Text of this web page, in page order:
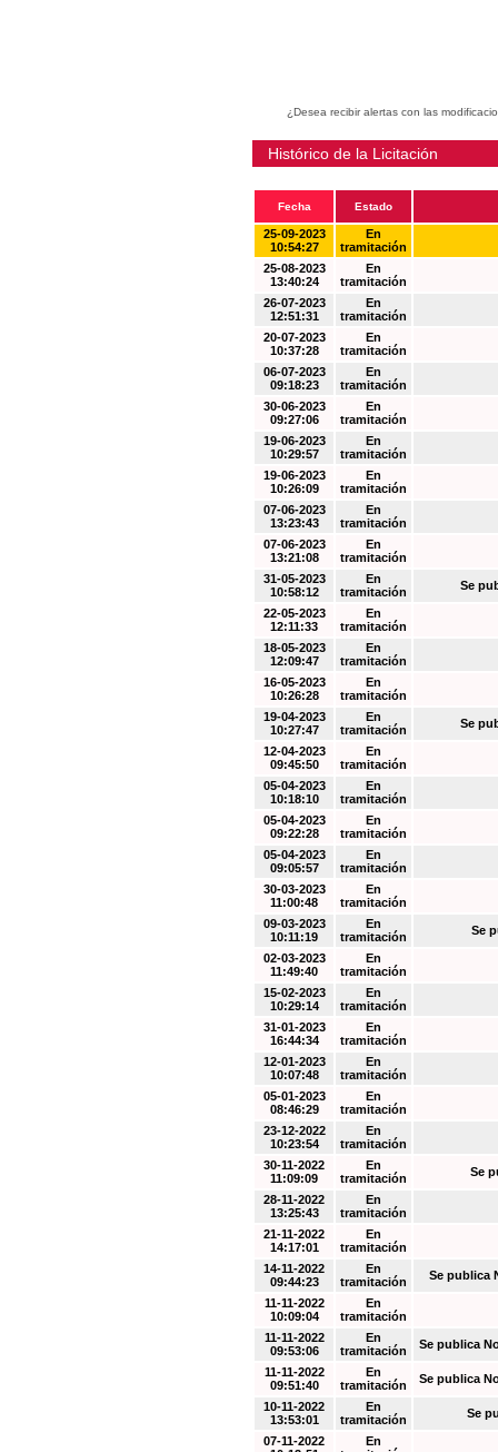
¿Desea recibir alertas con las
Histórico de la Licitación
Fecha Estado
25-09-2023
10:54:27
En
tramitación
25-08-2023
13:40:24
En
tramitación
26-07-2023
12:51:31
En
tramitación
20-07-2023
10:37:28
En
tramitación
06-07-2023
09:18:23
En
tramitación
30-06-2023
09:27:06
En
tramitación
19-06-2023
10:29:57
En
tramitación
19-06-2023
10:26:09
En
tramitación
07-06-2023
13:23:43
En
tramitación
07-06-2023
13:21:08
En
tramitación
31-05-2023
10:58:12
En
tramitación
Se
22-05-2023
12:11:33
En
tramitación
18-05-2023
12:09:47
En
tramitación
16-05-2023
10:26:28
En
tramitación
19-04-2023
10:27:47
En
tramitación
Se
12-04-2023
09:45:50
En
tramitación
05-04-2023
10:18:10
En
tramitación
05-04-2023
09:22:28
En
tramitación
05-04-2023
09:05:57
En
tramitación
30-03-2023
11:00:48
En
tramitación
09-03-2023
10:11:19
En
tramitación
Se
02-03-2023
11:49:40
En
tramitación
15-02-2023
10:29:14
En
tramitación
31-01-2023
16:44:34
En
tramitación
12-01-2023
10:07:48
En
tramitación
05-01-2023
08:46:29
En
tramitación
23-12-2022
10:23:54
En
tramitación
30-11-2022
11:09:09
En
tramitación
Se
28-11-2022
13:25:43
En
tramitación
21-11-2022
14:17:01
En
tramitación
14-11-2022
09:44:23
En
tramitación
Se publica
11-11-2022
10:09:04
En
tramitación
11-11-2022
09:53:06
En
tramitación
Se publica
11-11-2022
09:51:40
En
tramitación
Se publica
10-11-2022
13:53:01
En
tramitación
Se
07-11-2022
En